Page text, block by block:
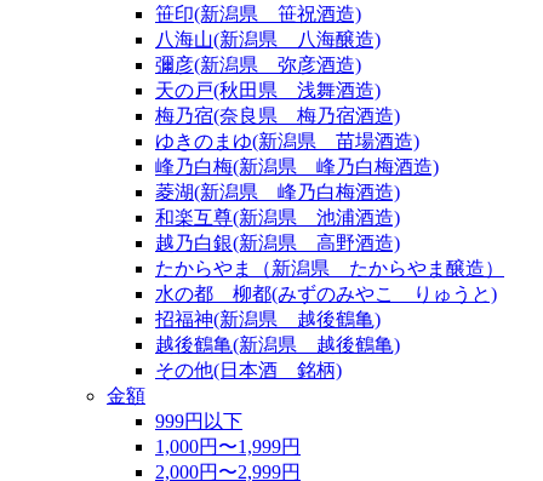
笹印(新潟県 笹祝酒造)
八海山(新潟県 八海醸造)
彌彦(新潟県 弥彦酒造)
天の戸(秋田県 浅舞酒造)
梅乃宿(奈良県 梅乃宿酒造)
ゆきのまゆ(新潟県 苗場酒造)
峰乃白梅(新潟県 峰乃白梅酒造)
菱湖(新潟県 峰乃白梅酒造)
和楽互尊(新潟県 池浦酒造)
越乃白銀(新潟県 高野酒造)
たからやま（新潟県 たからやま醸造）
水の都 柳都(みずのみやこ りゅうと)
招福神(新潟県 越後鶴亀)
越後鶴亀(新潟県 越後鶴亀)
その他(日本酒 銘柄)
金額
999円以下
1,000円〜1,999円
2,000円〜2,999円